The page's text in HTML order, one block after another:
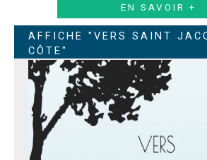
EN SAVOIR +
AFFICHE "VERS SAINT
CÔTE"